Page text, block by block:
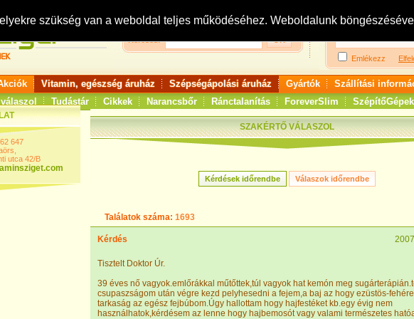
szükség van a weboldal teljes működéséhez. Weboldalunk
Keresés:
Bejelentkezés:
Emlékezz
Vitamin, egészség áruház Szépségápolási áruház Gyártók Szállítási
Tudástár Cikkek Narancsbőr Ránctalanítás ForeverSlim SzépítőGépek
647
utca 42/B
SZAKÉRTŐ VÁLASZOL
Találatok száma: 1693
Kérdés
Tisztelt Doktor Úr.
39 éves nő vagyok.emlőrákkal műtőttek,túl vagyok hat kemón meg
csupaszságom után végre kezd pelyhesedni a fejem,a baj az hogy ezüstös-
tarkaság az egész fejbúbom.Úgy hallottam hogy hajfestéket kb.egy évig nem
használhatok,kérdésem az lenne hogy hajbemosót vagy valami természetes